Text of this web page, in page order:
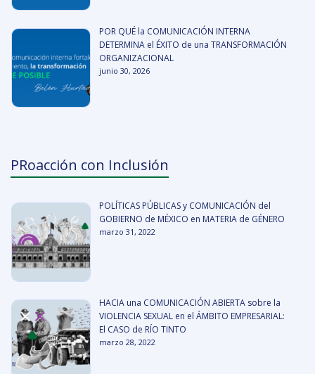
POR QUÉ la COMUNICACIÓN INTERNA
DETERMINA el ÉXITO de una TRANSFORMACIÓN
ORGANIZACIONAL
junio 30, 2026
PRoacción con Inclusión
POLÍTICAS PÚBLICAS y COMUNICACIÓN del
GOBIERNO de MÉXICO en MATERIA de GÉNERO
marzo 31, 2022
HACIA una COMUNICACIÓN ABIERTA sobre la
VIOLENCIA SEXUAL en el ÁMBITO EMPRESARIAL:
El CASO de RÍO TINTO
marzo 28, 2022